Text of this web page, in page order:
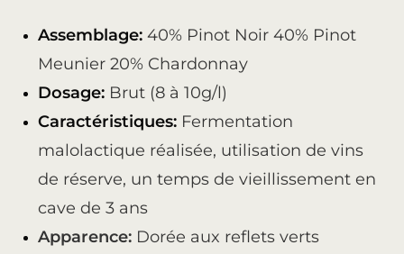
Assemblage:40% Pinot Noir 40% Pinot
Meunier 20% Chardonnay
Dosage: Brut (8 à 10g/l)
Caractéristiques: Fermentation
malolactique réalisée, utilisation de vins
de réserve, un temps de vieillissement en
cave de 3 ans
Apparence: Dorée aux reflets verts